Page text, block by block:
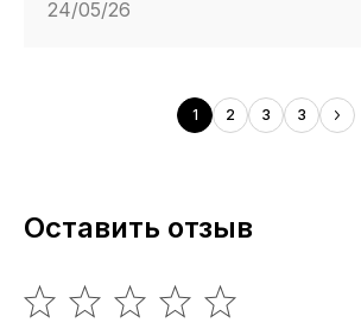
24/05/26
1 2 3 3
Оставить отзыв